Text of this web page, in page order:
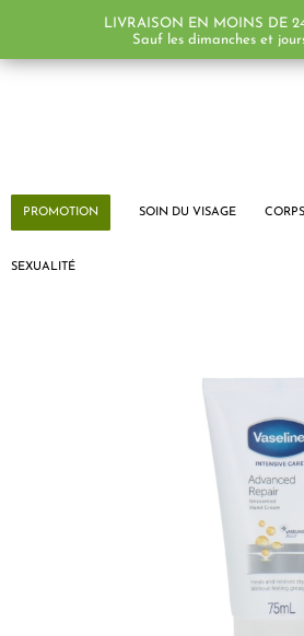
PROMOTION SOIN DU VISAGE
SEXUALITÉ
LIVRAISON EN MOINS DE
Sauf les dimanches et